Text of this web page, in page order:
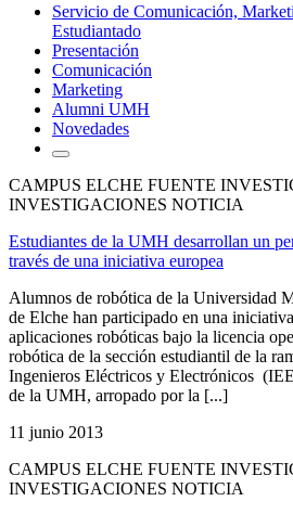
Servicio de Comunicación,
Estudiantado
Presentación
Comunicación
Marketing
Alumni UMH
Novedades
CAMPUS ELCHE FUENTE
INVESTIGACIONES NOTICIA
Estudiantes de la UMH desarrollan un
través de una iniciativa europea
Alumnos de robótica de la Universidad
de Elche han participado en una
aplicaciones robóticas bajo la licencia
robótica de la sección estudiantil de la
Ingenieros Eléctricos y Electrónicos
de la UMH, arropado por la [...]
11 junio 2013
CAMPUS ELCHE FUENTE
INVESTIGACIONES NOTICIA